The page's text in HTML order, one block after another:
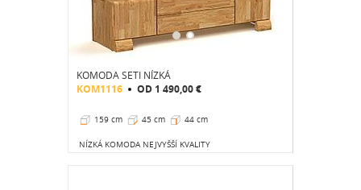
KOMODA SETI NÍZKÁ
KOM1116 OD 1 490,00 €
159 cm 45 cm 44 cm
NÍZKÁ KOMODA NEJVYŠŠÍ KVALITY